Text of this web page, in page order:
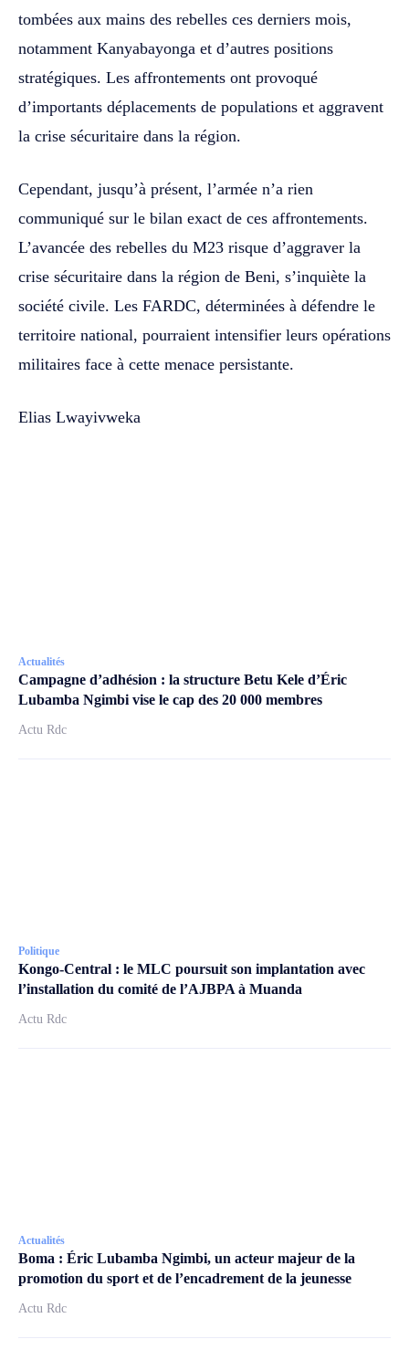
tombées aux mains des rebelles ces derniers mois,
notamment Kanyabayonga et d’autres positions
stratégiques. Les affrontements ont provoqué
d’importants déplacements de populations et aggravent
la crise sécuritaire dans la région.
Cependant, jusqu’à présent, l’armée n’a rien
communiqué sur le bilan exact de ces affrontements.
L’avancée des rebelles du M23 risque d’aggraver la
crise sécuritaire dans la région de Beni, s’inquiète la
société civile. Les FARDC, déterminées à défendre le
territoire national, pourraient intensifier leurs opérations
militaires face à cette menace persistante.
Elias Lwayivweka
Actualités
Campagne d’adhésion : la structure Betu Kele d’Éric
Lubamba Ngimbi vise le cap des 20 000 membres
Actu Rdc
Politique
Kongo-Central : le MLC poursuit son implantation avec
l’installation du comité de l’AJBPA à Muanda
Actu Rdc
Actualités
Boma : Éric Lubamba Ngimbi, un acteur majeur de la
promotion du sport et de l’encadrement de la jeunesse
Actu Rdc